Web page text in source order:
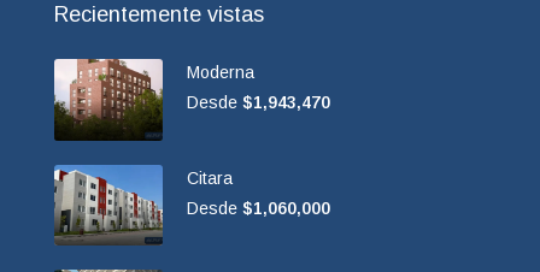
Recientemente vistas
Moderna
Desde $1,943,470
Citara
Desde $1,060,000